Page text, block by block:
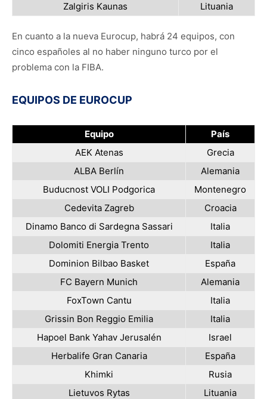
Zalgiris Kaunas
Lituania
En cuanto a la nueva Eurocup, habrá 24 equipos, con
cinco españoles al no haber ninguno turco por el
problema con la FIBA.
EQUIPOS DE EUROCUP
Equipo
País
AEK Atenas
Grecia
ALBA Berlín
Alemania
Buducnost VOLI Podgorica
Montenegro
Cedevita Zagreb
Croacia
Dinamo Banco di Sardegna Sassari
Italia
Dolomiti Energia Trento
Italia
Dominion Bilbao Basket
España
FC Bayern Munich
Alemania
FoxTown Cantu
Italia
Grissin Bon Reggio Emilia
Italia
Hapoel Bank Yahav Jerusalén
Israel
Herbalife Gran Canaria
España
Khimki
Rusia
Lietuvos Rytas
Lituania